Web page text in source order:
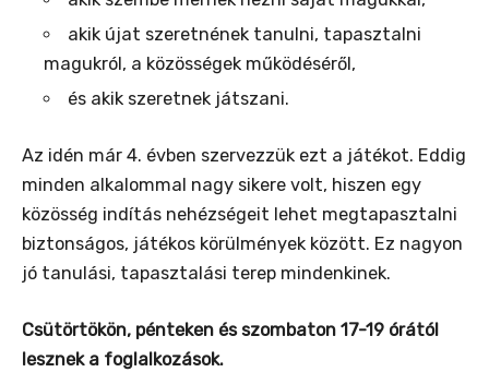
akik újat szeretnének tanulni, tapasztalni
magukról, a közösségek működéséről,
és akik szeretnek játszani.
Az idén már 4. évben szervezzük ezt a játékot. Eddig
minden alkalommal nagy sikere volt, hiszen egy
közösség indítás nehézségeit lehet megtapasztalni
biztonságos, játékos körülmények között. Ez nagyon
jó tanulási, tapasztalási terep mindenkinek.
Csütörtökön, pénteken és szombaton 17-19 órától
lesznek a foglalkozások.